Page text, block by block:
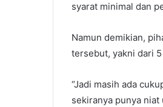
syarat minimal dan
Namun demikian,
tersebut, yakni dari
“Jadi masih ada
sekiranya punya